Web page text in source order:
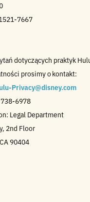
7667
dotyczących praktyk
prosimy o kontakt:
Privacy@disney.com
6978
Legal Department
2nd Floor
90404